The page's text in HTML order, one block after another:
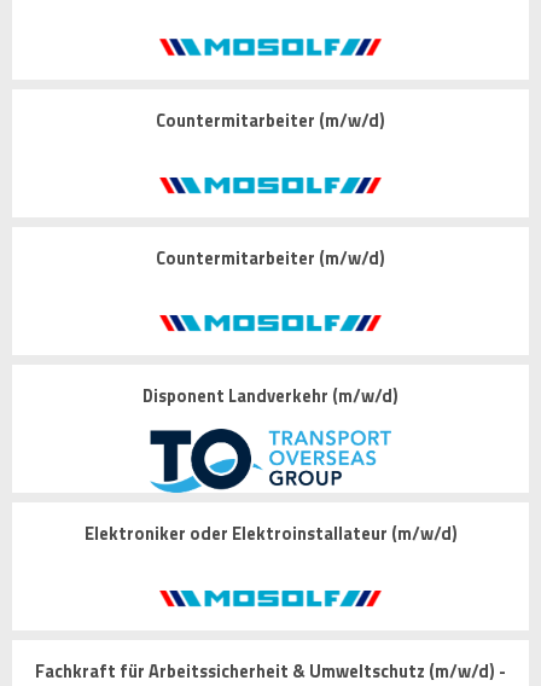
Countermitarbeiter (m/w/d)
Countermitarbeiter (m/w/d)
Disponent Landverkehr (m/w/d)
Elektroniker oder Elektroinstallateur (m/w/d)
Fachkraft für Arbeitssicherheit & Umweltschutz (m/w/d) -